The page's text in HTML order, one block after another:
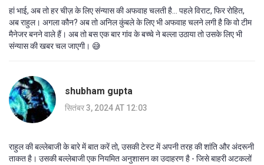
हां भाई, अब तो हर चीज़ के लिए संन्यास की अफवाह चलती है... पहले विराट, फिर रोहित,
अब राहुल। अगला कौन? अब तो अनिल कुंबले के लिए भी अफवाह चलने लगी है कि वो टीम
मैनेजर बनने वाले हैं। अब तो बस एक बार गांव के बच्चे ने बल्ला उठाया तो उसके लिए भी
संन्यास की खबर चल जाएगी। 😅
shubham gupta
सितंबर 3, 2024 AT 12:03
राहुल की बल्लेबाजी के बारे में बात करें तो, उसकी टेस्ट में अपनी तरह की शांति और अंदरूनी
ताकत है। उसकी बल्लेबाजी एक नियमित अनुशासन का उदाहरण है - जिसे बाहरी अटकलों